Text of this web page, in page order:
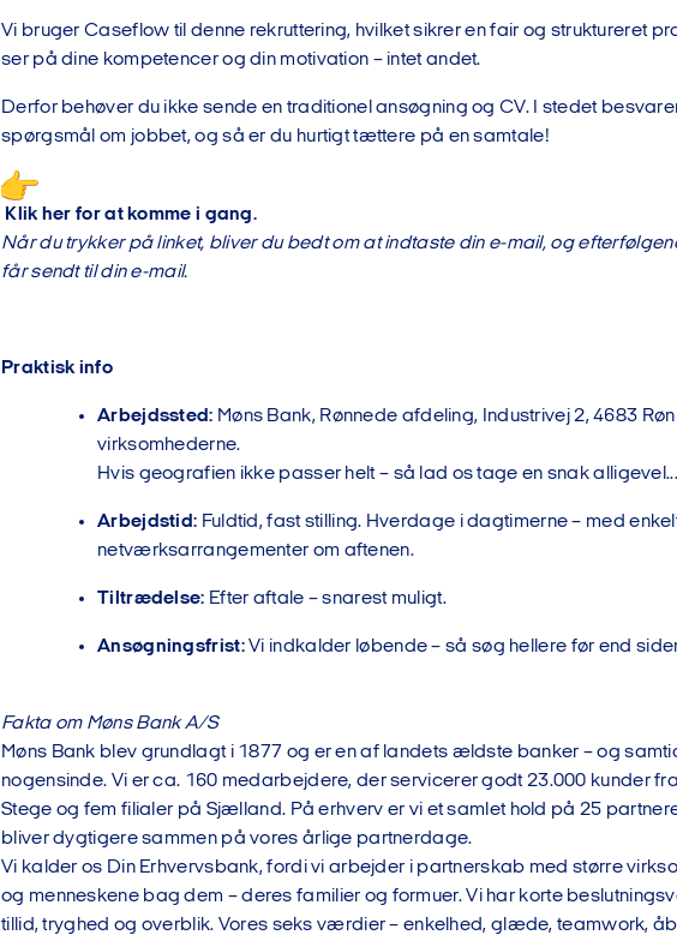
Vi bruger Caseflow til denne rekruttering, hvilket sikrer en fair og struktureret
ser på dine kompetencer og din motivation – intet andet.
Derfor behøver du ikke sende en traditionel ansøgning og CV. I stedet
spørgsmål om jobbet, og så er du hurtigt tættere på en samtale!
Klik her for at komme i gang.
Når du trykker på linket, bliver du bedt om at indtaste din e-mail, og
får sendt til din e-mail.
Praktisk info
Arbejdssted: Møns Bank, Rønnede afdeling, Industrivej 2, 4683
virksomhederne.
Hvis geografien ikke passer helt – så lad os tage en snak
Arbejdstid: Fuldtid, fast stilling. Hverdage i dagtimerne – med
netværksarrangementer om aftenen.
Tiltrædelse: Efter aftale – snarest muligt.
Ansøgningsfrist:Vi indkalder løbende – så søg hellere før end
Fakta om Møns Bank A/S
Møns Bank blev grundlagt i 1877 og er en af landets ældste banker – og
nogensinde. Vi er ca. 160 medarbejdere, der servicerer godt 23.000 kunder
Stege og fem filialer på Sjælland. På erhverv er vi et samlet hold på 25
bliver dygtigere sammen på vores årlige partnerdage.
Vi kalder os Din Erhvervsbank, fordi vi arbejder i partnerskab med større
og menneskene bag dem – deres familier og formuer. Vi har korte
tillid, tryghed og overblik. Vores seks værdier – enkelhed, glæde, teamwork,